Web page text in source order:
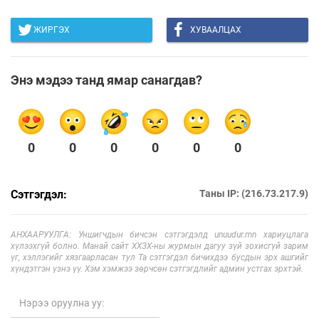
ЖИРГЭХ ХУВААЛЦАХ
Энэ мэдээ танд ямар санагдав?
0 0 0 0 0 0
Сэтгэгдэл: Таны IP: (216.73.217.9)
АНХААРУУЛГА: Уншигчдын бичсэн сэтгэгдэлд unuudur.mn хариуцлага
хүлээхгүй болно. Манай сайт ХХЗХ-ны журмын дагуу зүй зохисгүй зарим
үг, хэллэгийг хязгаарласан тул Та сэтгэгдэл бичихдээ бусдын эрх ашгийг
хүндэтгэн үзнэ үү. Хэм хэмжээ зөрчсөн сэтгэгдлийг админ устгах эрхтэй.